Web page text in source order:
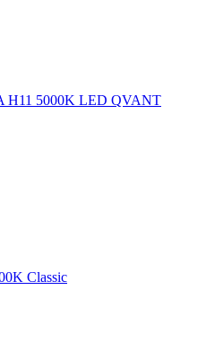
H11 5000K LED QVANT
Classic